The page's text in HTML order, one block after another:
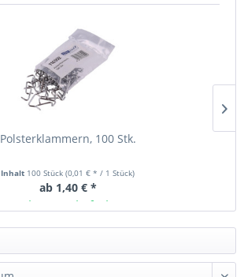
Polsterklammern, 100 Stk.
Inhalt 100 Stück (0,01 € * / 1 Stück)
ab 1,40 € *
Ab Lager lieferbar